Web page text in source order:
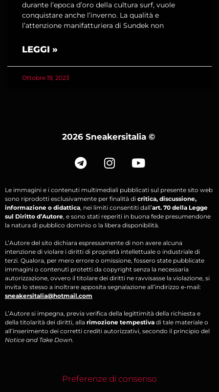
durante l’epoca d’oro della cultura surf, vuole
conquistare anche l’inverno. La qualità e
l’attenzione manifatturiera di Sundek non
LEGGI »
Ottobre 19, 2023
2026 Sneakersitalia ©
Le immagini e i contenuti multimediali pubblicati sul presente sito web
sono riprodotti esclusivamente per finalità di critica, discussione,
informazione o didattica, nei limiti consentiti dall’art. 70 della Legge
sul Diritto d’Autore, e sono stati reperiti in buona fede presumendone
la natura di pubblico dominio o la libera disponibilità.
L’Autore del sito dichiara espressamente di non avere alcuna
intenzione di violare i diritti di proprietà intellettuale o industriale di
terzi. Qualora, per mero errore o omissione, fossero state pubblicate
immagini o contenuti protetti da copyright senza la necessaria
autorizzazione, ovvero il titolare dei diritti ne ravvisasse la violazione, si
invita lo stesso a inoltrare apposita segnalazione all’indirizzo e-mail:
sneakersitalia@hotmail.com
L’Autore si impegna, previa verifica della legittimità della richiesta e
della titolarità dei diritti, alla rimozione tempestiva di tale materiale o
all’inserimento dei corretti crediti autorizzativi, secondo il principio del
Notice and Take Down.
Preferenze di consenso